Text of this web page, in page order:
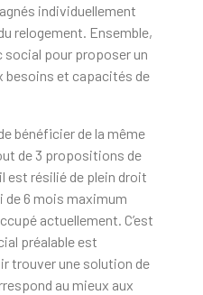
individuellement
relogement. Ensemble,
social pour proposer un
besoins et capacités de
bénéficier de la même
de 3 propositions de
est résilié de plein droit
de 6 mois maximum
actuellement. C’est
préalable est
trouver une solution de
au mieux aux